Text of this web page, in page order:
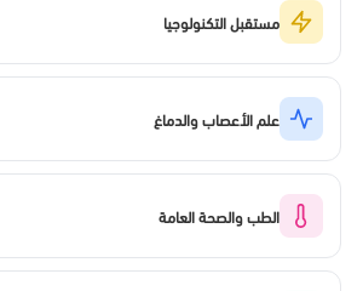
مستقبل التكنولوجيا
علم الأعصاب والدماغ
الطب والصحة العامة